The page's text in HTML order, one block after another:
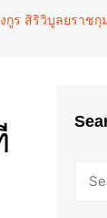
ร สิริวิบูลยราช